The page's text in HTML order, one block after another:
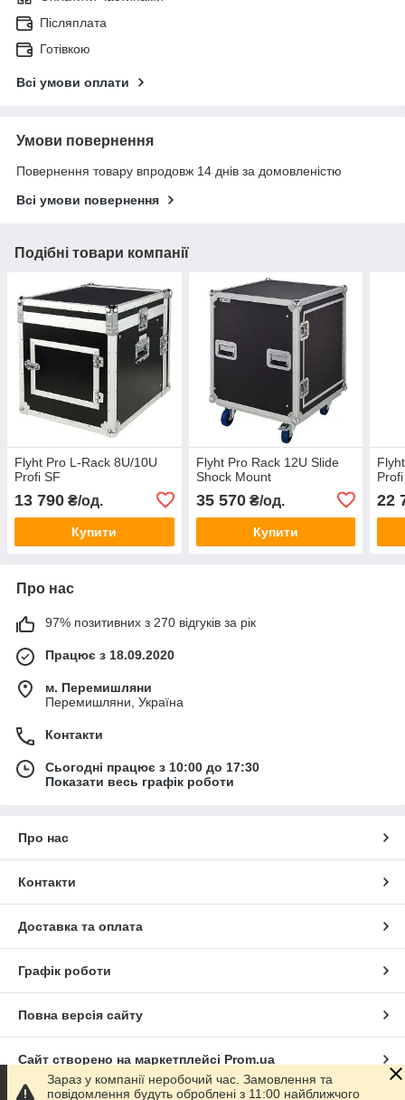
Післяплата
Готівкою
Всі умови оплати
Умови повернення
Повернення товару впродовж 14 днів за домовленістю
Всі умови повернення
Подібні товари компанії
Flyht Pro L-Rack 8U/10U
Profi SF
13 790 ₴/од.
Купити
Flyht Pro Rack 12U Slide
Shock Mount
35 570₴/од.
Купити
22
Про нас
97% позитивних з 270 відгуків за рік
Працює з 18.09.2020
м. Перемишляни
Перемишляни, Україна
Контакти
Сьогодні працює з 10:00 до 17:30
Показати весь графік роботи
Про нас
Контакти
Доставка та оплата
Графік роботи
Повна версія сайту
Сайт створено на маркетплейсі Prom.ua
Зараз у компанії неробочий час. Замовлення та
повідомлення будуть оброблені з 11:00 найближчого